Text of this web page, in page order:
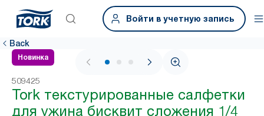
Войти в учетную запись
Back
Новинка
1 / 3
509425
Tork текстурированные салфетки
для ужина бисквит сложения 1/4